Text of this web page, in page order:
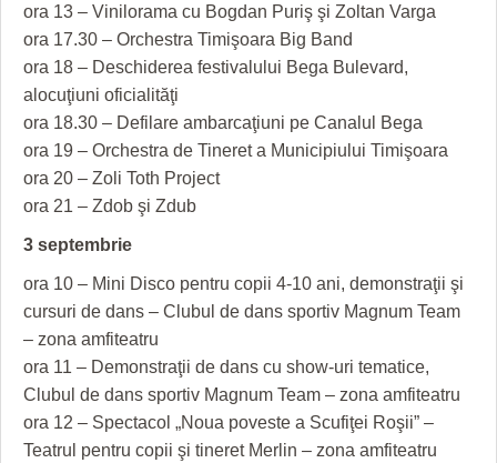
ora 13 – Vinilorama cu Bogdan Puriş şi Zoltan Varga
ora 17.30 – Orchestra Timişoara Big Band
ora 18 – Deschiderea festivalului Bega Bulevard,
alocuţiuni oficialităţi
ora 18.30 – Defilare ambarcaţiuni pe Canalul Bega
ora 19 – Orchestra de Tineret a Municipiului Timişoara
ora 20 – Zoli Toth Project
ora 21 – Zdob şi Zdub
3 septembrie
ora 10 – Mini Disco pentru copii 4-10 ani, demonstraţii şi
cursuri de dans – Clubul de dans sportiv Magnum Team
– zona amfiteatru
ora 11 – Demonstraţii de dans cu show-uri tematice,
Clubul de dans sportiv Magnum Team – zona amfiteatru
ora 12 – Spectacol „Noua poveste a Scufiţei Roşii” –
Teatrul pentru copii şi tineret Merlin – zona amfiteatru